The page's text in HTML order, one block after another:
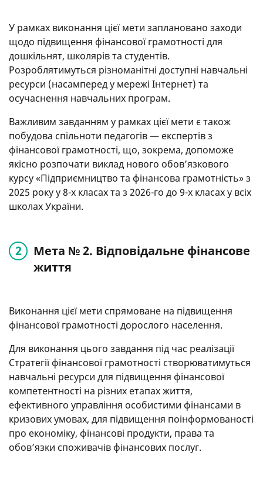
У рамках виконання цієї мети заплановано заходи
щодо підвищення фінансової грамотності для
дошкільнят, школярів та студентів.
Розроблятимуться різноманітні доступні навчальні
ресурси (насамперед у мережі Інтернет) та
осучаснення навчальних програм.
Важливим завданням у рамках цієї мети є також
побудова спільноти педагогів — експертів з
фінансової грамотності, що, зокрема, допоможе
якісно розпочати виклад нового обов’язкового
курсу «Підприємництво та фінансова грамотність» з
2025 року у 8-х класах та з 2026-го до 9-х класах у всіх
школах України.
Мета № 2. Відповідальне фінансове
життя
Виконання цієї мети спрямоване на підвищення
фінансової грамотності дорослого населення.
Для виконання цього завдання під час реалізації
Стратегії фінансової грамотності створюватимуться
навчальні ресурси для підвищення фінансової
компетентності на різних етапах життя,
ефективного управління особистими фінансами в
кризових умовах, для підвищення поінформованості
про економіку, фінансові продукти, права та
обов’язки споживачів фінансових послуг.